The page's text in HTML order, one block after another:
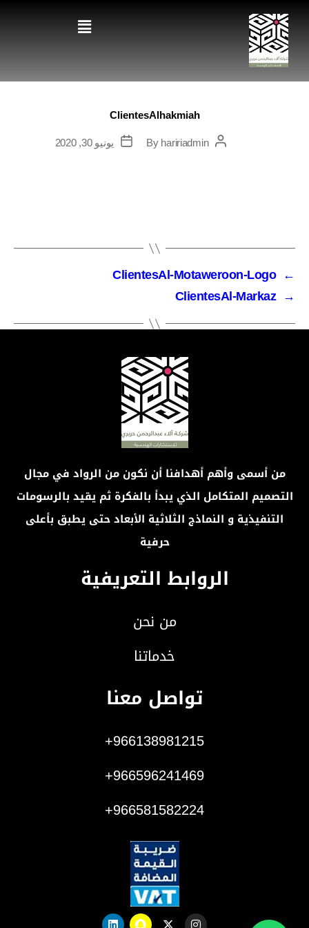
ClientesAlhakmiah
By haririadmin يونيو 30, 2020
←
ClientesAl-Motaweroon-Logo
→
ClientesAl-Markaz
من أسمى وأهم أهدافنا أن نكون من الرواد في مجال
التصميم المتكامل الذي يبدأ بالفكرة ثم يقيد بالرسومات
التنفيذية و النماذج الثلاثية الأبعاد حتى يطبق بأعلى
حرفية
الروابط التعريفية
من نحن
خدماتنا
تواصل معنا
966138981215+
966596241469+
966581582224+